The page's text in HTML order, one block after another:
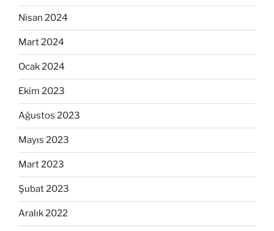
Nisan 2024
Mart 2024
Ocak 2024
Ekim 2023
Ağustos 2023
Mayıs 2023
Mart 2023
Şubat 2023
Aralık 2022